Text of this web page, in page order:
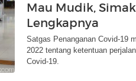
Mau Mudik,
Lengkapnya
Satgas Penanganan Covid-19
2022 tentang ketentuan
Covid-19.